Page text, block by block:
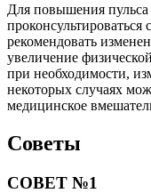
Для повышения
рекомендовать
увеличение
при необходимости,
некоторых случаях
медицинское
Советы
СОВЕТ №1